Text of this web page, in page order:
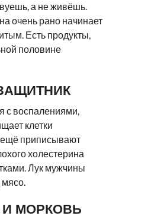
а не живёшь.
очень рано начинает
Есть продукты,
половине
с воспалениями,
клетки
ещё приписывают
холестерина
Лук мужчины
мясо.
МОРКОВЬ